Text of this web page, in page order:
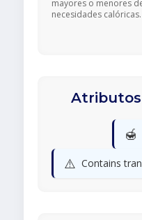
mayores o menores
necesidades calóricas.
Atributos
🍯
⚠️ Contains